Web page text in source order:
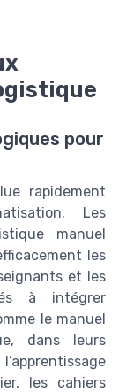
pour
rapidement
Les
manuel
les
et les
à intégrer
le manuel
dans leurs
les cahiers